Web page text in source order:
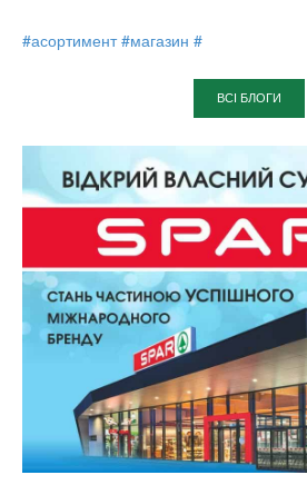
#асортимент #магазин #
ВСІ БЛОГИ